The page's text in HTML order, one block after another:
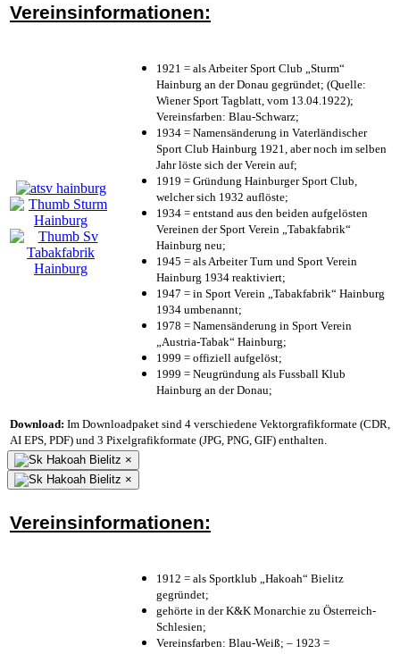
Vereinsinformationen:
1921 = als Arbeiter Sport Club „Sturm“
Hainburg an der Donau gegründet; (Quelle:
Wiener Sport Tagblatt, vom 13.04.1922);
Vereinsfarben: Blau-Schwarz;
1934 = Namensänderung in Vaterländischer
Sport Club Hainburg 1921, aber noch im selben
Jahr löste sich der Verein auf;
1919 = Gründung Hainburger Sport Club,
welcher sich 1932 auflöste;
1934 = entstand aus den beiden aufgelösten
Vereinen der Sport Verein „Tabakfabrik“
Hainburg neu;
1945 = als Arbeiter Turn und Sport Verein
Hainburg 1934 reaktiviert;
1947 = in Sport Verein „Tabakfabrik“ Hainburg
1934 umbenannt;
1978 = Namensänderung in Sport Verein
„Austria-Tabak“ Hainburg;
1999 = offiziell aufgelöst;
1999 = Neugründung als Fussball Klub
Hainburg an der Donau;
Download: Im Downloadpaket sind 4 verschiedene Vektorgrafikformate (CDR,
AI EPS, PDF) und 3 Pixelgrafikformate (JPG, PNG, GIF) enthalten.
×
×
Vereinsinformationen:
1912 = als Sportklub „Hakoah“ Bielitz
gegründet;
gehörte in der K&K Monarchie zu Österreich-
Schlesien;
Vereinsfarben: Blau-Weiß; – 1923 =